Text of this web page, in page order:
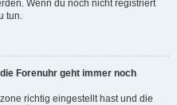
Wenn du noch nicht registriert
tun.
Forenuhr geht immer noch
richtig eingestellt hast und die